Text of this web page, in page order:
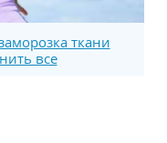
ткани
все